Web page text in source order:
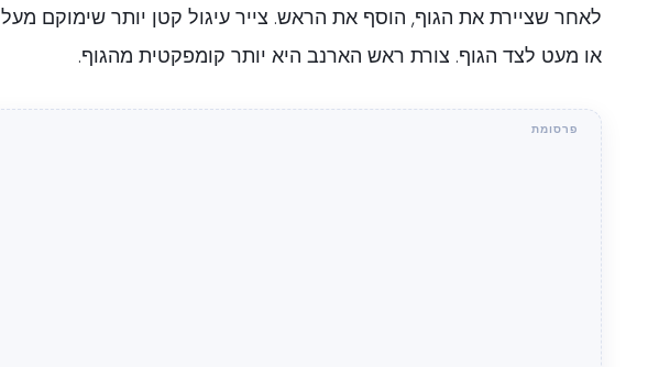
לאחר שציירת את הגוף, הוסף את הראש. צייר עיגול קטן יותר שימוקם מעל
או מעט לצד הגוף. צורת ראש הארנב היא יותר קומפקטית מהגוף.